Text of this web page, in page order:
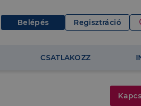
Belépés Regisztráció
CSATLAKOZZ